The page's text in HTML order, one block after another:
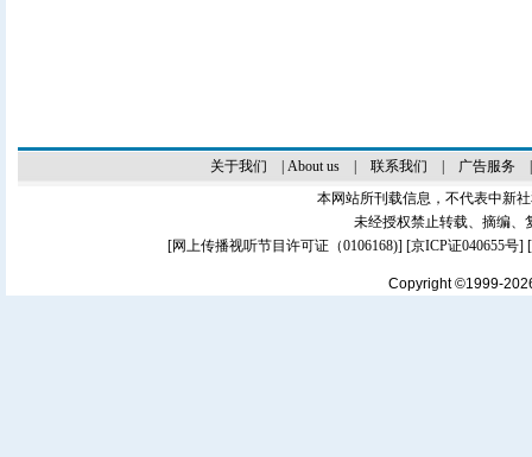
关于我们 About us| 联系我们 广告服务
本网站所刊载信息，不代表中新
未经授权禁止转载、摘编、
[网上传播视听节目许可证（0106168)] [京ICP证040655号]
Copyright ©1999-